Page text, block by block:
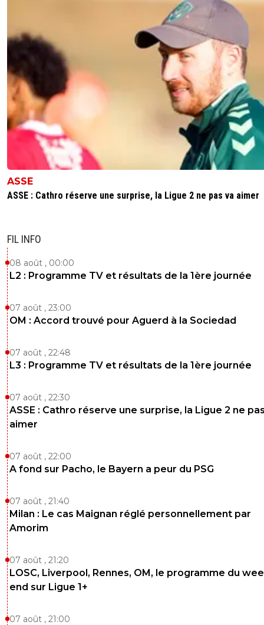
ASSE
ASSE : Cathro réserve une surprise, la Ligue 2 ne pas va aimer
FIL INFO
08 août , 00:00
L2 : Programme TV et résultats de la 1ère journée
07 août , 23:00
OM : Accord trouvé pour Aguerd à la Sociedad
07 août , 22:48
L3 : Programme TV et résultats de la 1ère journée
07 août , 22:30
ASSE : Cathro réserve une surprise, la Ligue 2 ne
aimer
07 août , 22:00
A fond sur Pacho, le Bayern a peur du PSG
07 août , 21:40
Milan : Le cas Maignan réglé personnellement par
Amorim
07 août , 21:20
LOSC, Liverpool, Rennes, OM, le programme du
end sur Ligue 1+
07 août , 21:00